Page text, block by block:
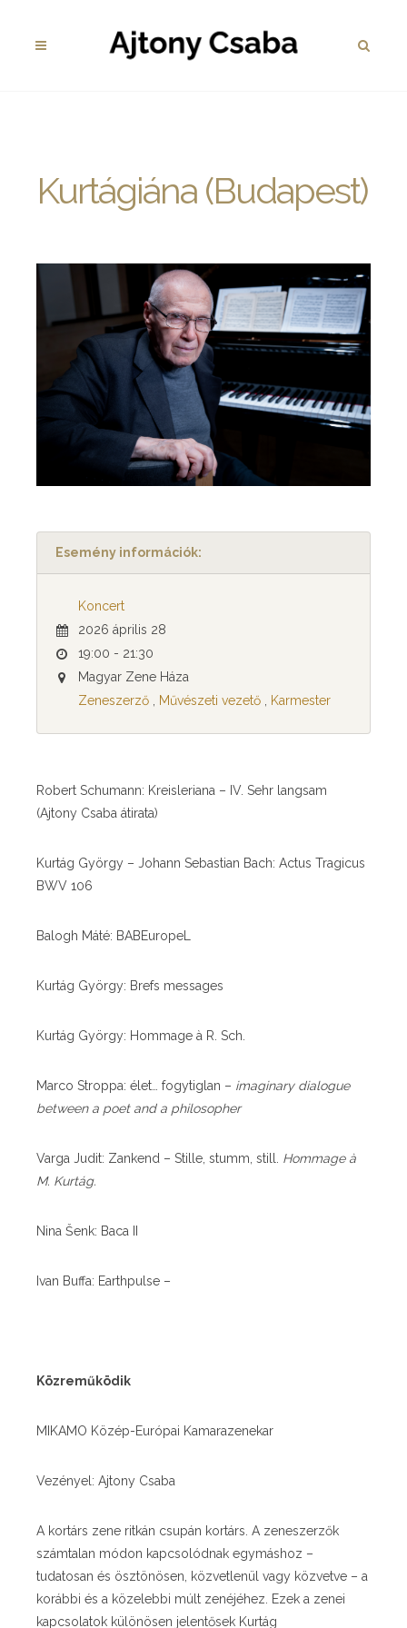
Kurtágiána (Budapest)
Esemény információk:
Koncert
2026 április 28
19:00 - 21:30
Magyar Zene Háza
Zeneszerző, Művészeti vezető, Karmester
Robert Schumann: Kreisleriana – IV. Sehr langsam
(Ajtony Csaba átirata)
Kurtág György – Johann Sebastian Bach: Actus Tragicus
BWV 106
Balogh Máté: BABEuropeL
Kurtág György: Brefs messages
Kurtág György: Hommage à R. Sch.
Marco Stroppa: élet… fogytiglan – imaginary dialogue
between a poet and a philosopher
Varga Judit: Zankend – Stille, stumm, still. Hommage à
M. Kurtág.
Nina Šenk: Baca II
Ivan Buffa: Earthpulse –
Közreműködik
MIKAMO Közép-Európai Kamarazenekar
Vezényel: Ajtony Csaba
A kortárs zene ritkán csupán kortárs. A zeneszerzők
számtalan módon kapcsolódnak egymáshoz –
tudatosan és ösztönösen, közvetlenül vagy közvetve – a
korábbi és a közelebbi múlt zenéjéhez. Ezek a zenei
kapcsolatok különösen jelentősek Kurtág